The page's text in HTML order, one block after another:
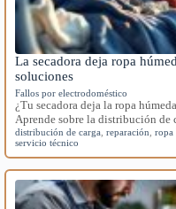
La secadora deja ropa
soluciones
Fallos por electrodoméstico
¿Tu secadora deja la ropa
Aprende sobre la distribución de
distribución de carga ,reparación ,ropa
servicio técnico